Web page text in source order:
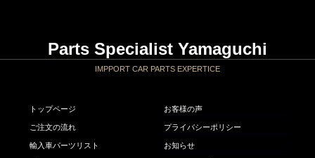
Parts Specialist Yamaguchi
IMPPORT CAR PARTS EXPERTICE
トップページ
ご注文の流れ
輸入車パーツリスト
お客様の声
プライバシーポリシー
お知らせ